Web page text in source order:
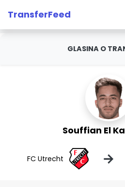
TransferFeed
GLASINA O
Souffian El
FC Utrecht →